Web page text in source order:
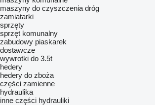
maszyny do czyszczenia dróg
zamiatarki
sprzęty
sprzęt komunalny
zabudowy piaskarek
dostawcze
wywrotki do 3.5t
hedery
hedery do zboża
części zamienne
hydraulika
inne części hydrauliki